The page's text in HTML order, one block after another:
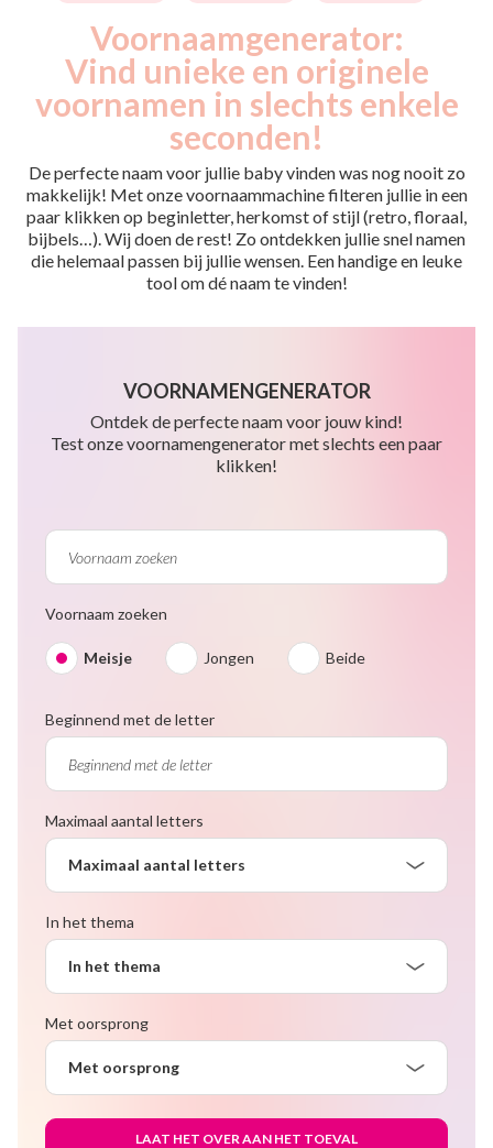
Voornaamgenerator:
Vind unieke en originele
voornamen in slechts enkele
seconden!
De perfecte naam voor jullie baby vinden was nog nooit zo
makkelijk! Met onze voornaammachine filteren jullie in een
paar klikken op beginletter, herkomst of stijl (retro, floraal,
bijbels…). Wij doen de rest! Zo ontdekken jullie snel namen
die helemaal passen bij jullie wensen. Een handige en leuke
tool om dé naam te vinden!
VOORNAMENGENERATOR
Ontdek de perfecte naam voor jouw kind!
Test onze voornamengenerator met slechts een paar
klikken!
Voornaam zoeken
Meisje Jongen Beide
Beginnend met de letter
Maximaal aantal letters
Maximaal aantal letters
In het thema
In het thema
Met oorsprong
Met oorsprong